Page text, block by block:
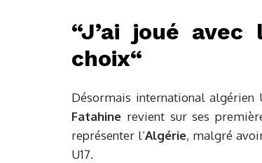
“J’ai joué avec
choix“
Désormais international algérien
Fatahine revient sur ses
représenter l’Algérie, malgré
U17.